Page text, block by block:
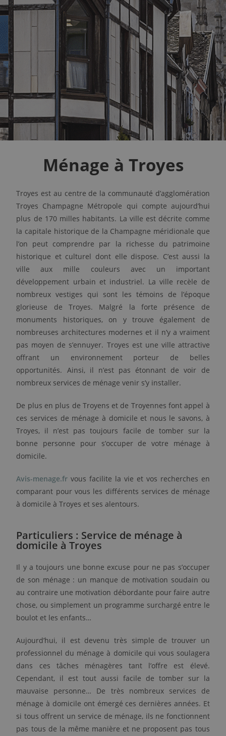
Ménage à Troyes
Troyes est au centre de la communauté d’agglomération
Troyes Champagne Métropole qui compte aujourd’hui
plus de 170 milles habitants. La ville est décrite comme
la capitale historique de la Champagne méridionale que
l’on peut comprendre par la richesse du patrimoine
historique et culturel dont elle dispose. C’est aussi la
ville aux mille couleurs avec un important
développement urbain et industriel. La ville recèle de
nombreux vestiges qui sont les témoins de l’époque
glorieuse de Troyes. Malgré la forte présence de
monuments historiques, on y trouve également de
nombreuses architectures modernes et il n’y a vraiment
pas moyen de s’ennuyer. Troyes est une ville attractive
offrant un environnement porteur de belles
opportunités. Ainsi, il n’est pas étonnant de voir de
nombreux services de ménage venir s’y installer.
De plus en plus de Troyens et de Troyennes font appel à
ces services de ménage à domicile et nous le savons, à
Troyes, il n’est pas toujours facile de tomber sur la
bonne personne pour s’occuper de votre ménage à
domicile.
Avis-menage.fr vous facilite la vie et vos recherches en
comparant pour vous les différents services de ménage
à domicile à Troyes et ses alentours.
Particuliers : Service de ménage à
domicile à Troyes
Il y a toujours une bonne excuse pour ne pas s’occuper
de son ménage : un manque de motivation soudain ou
au contraire une motivation débordante pour faire autre
chose, ou simplement un programme surchargé entre le
boulot et les enfants…
Aujourd’hui, il est devenu très simple de trouver un
professionnel du ménage à domicile qui vous soulagera
dans ces tâches ménagères tant l’offre est élevé.
Cependant, il est tout aussi facile de tomber sur la
mauvaise personne… De très nombreux services de
ménage à domicile ont émergé ces dernières années. Et
si tous offrent un service de ménage, ils ne fonctionnent
pas tous de la même manière et ne proposent pas tous